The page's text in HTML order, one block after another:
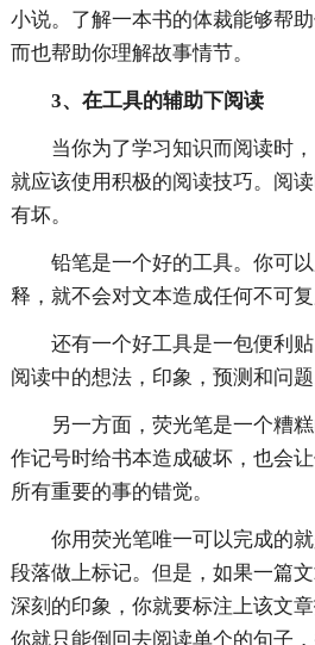
小说。了解一本书的体裁能够帮
而也帮助你理解故事情节。
3、在工具的辅助下阅读
当你为了学习知识而阅读时
就应该使用积极的阅读技巧。阅
有坏。
铅笔是一个好的工具。你可
释，就不会对文本造成任何不可复
还有一个好工具是一包便利
阅读中的想法，印象，预测和问题
另一方面，荧光笔是一个糟
作记号时给书本造成破坏，也会
所有重要的事的错觉。
你用荧光笔唯一可以完成的
段落做上标记。但是，如果一篇
深刻的印象，你就要标注上该文
你就只能倒回去阅读单个的句子